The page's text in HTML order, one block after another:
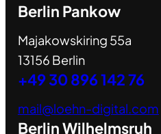
Berlin Pankow
Majakowskiring 55a
13156 Berlin
+49 30 896 142 76
mail@loehn-digital.com
Berlin Wilhelmsruh